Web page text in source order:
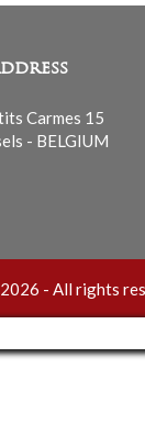
Carmes 15
- BELGIUM
- All rights